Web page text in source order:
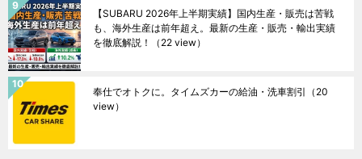
【SUBARU 2026年上半期実績】国内生産・販売は苦戦
も、海外生産は前年超え。最新の生産・販売・輸出実績
を徹底解説！
（22 view）
奉仕でオトクに。タイムズカーの給油・洗車割引 （20
view）